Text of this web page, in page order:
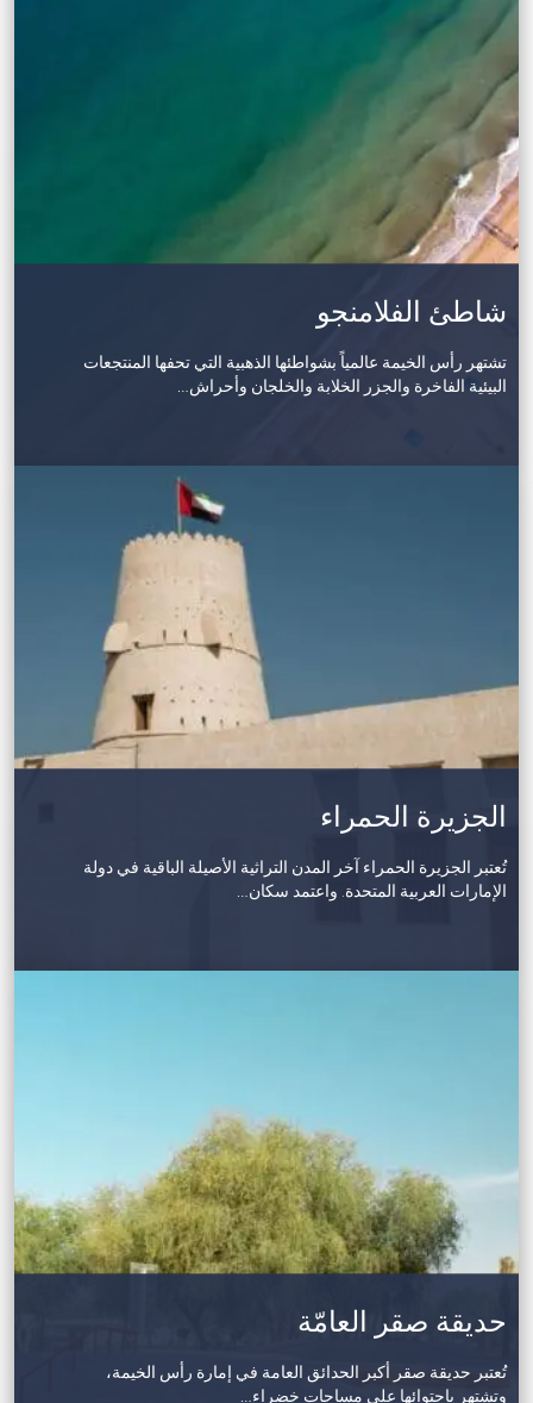
شاطئ الفلامنجو
تشتهر رأس الخيمة عالمياً بشواطئها الذهبية التي تحفها المنتجعات
البيئية الفاخرة والجزر الخلابة والخلجان وأحراش…
الجزيرة الحمراء
تُعتبر الجزيرة الحمراء آخر المدن التراثية الأصيلة الباقية في دولة
الإمارات العربية المتحدة. واعتمد سكان…
حديقة صقر العامّة
تُعتبر حديقة صقر أكبر الحدائق العامة في إمارة رأس الخيمة،
وتشتهر باحتوائها على مساحات خضراء…